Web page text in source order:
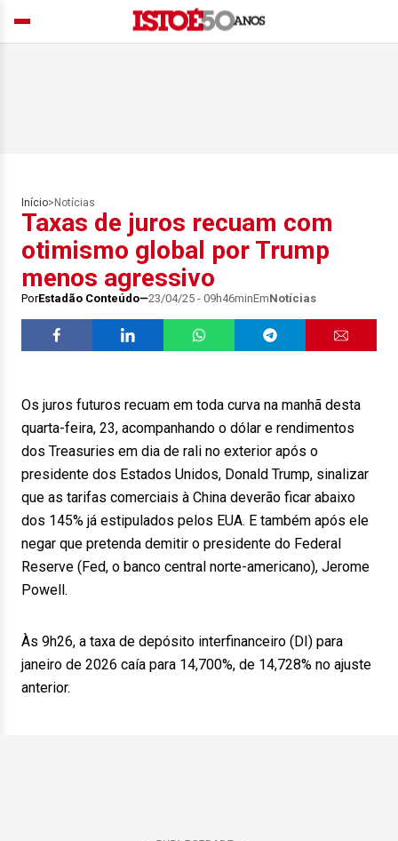
Início> Notícias
Taxas de juros recuam com
otimismo global por Trump
menos agressivo
PorEstadão Conteúdo 23/04/25 - 09h46minEmNotícias
Os juros futuros recuam em toda curva na manhã desta
quarta-feira, 23, acompanhando o dólar e rendimentos
dos Treasuries em dia de rali no exterior após o
presidente dos Estados Unidos, Donald Trump, sinalizar
que as tarifas comerciais à China deverão ficar abaixo
dos 145% já estipulados pelos EUA. E também após ele
negar que pretenda demitir o presidente do Federal
Reserve (Fed, o banco central norte-americano), Jerome
Powell.
Às 9h26, a taxa de depósito interfinanceiro (DI) para
janeiro de 2026 caía para 14,700%, de 14,728% no ajuste
anterior.